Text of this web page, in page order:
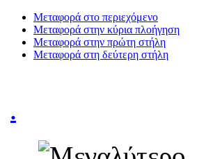
Μεταφορά στο περιεχόμενο
Μεταφορά στην κύρια πλοήγηση
Μεταφορά στην πρώτη στήλη
Μεταφορά στη δεύτερη στήλη
.